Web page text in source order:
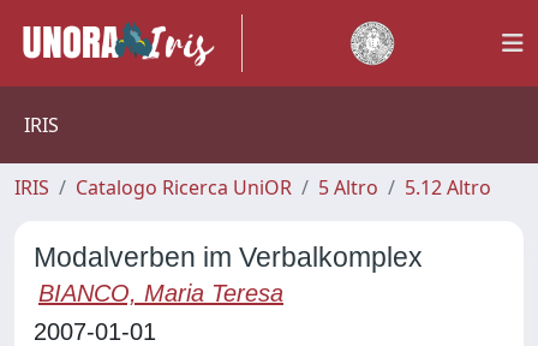
IRIS
IRIS Catalogo Ricerca UniOR 5 Altro 5.12 Altro
Modalverben im Verbalkomplex
BIANCO, Maria Teresa
2007-01-01